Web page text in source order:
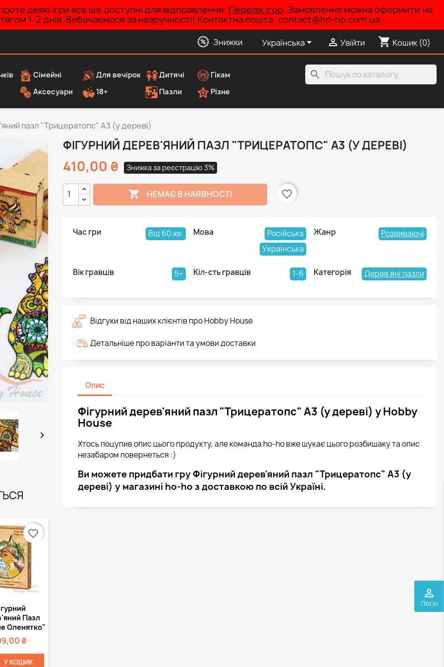
деякі ігри все ще доступні для відправлення: Перелік ігор. Замовлення можна оформити на
1-2 днів. Вибачаємося за незручності! Контактна пошта: contact@ho-ho.com.ua
Знижки Українська  Увійти shopping_cart Кошик (0)
Сімейні Для вечірок Дитячі
Гікам
Аксесуари
18+ Пазли Різне
search
perm_identity
Логін
пазл "Трицератопс" А3 (у дереві)

Пазл
Оленятко"
₴
У КОШИК
favorite_border
ФІГУРНИЙ ДЕРЕВ'ЯНИЙ ПАЗЛ "ТРИЦЕРАТОПС" А3 (У ДЕРЕВІ)
410,00 ₴ Знижка за реєстрацію 3%
 НЕМАЄ В НАЯВНОСТІ favorite_border
Час гри Від 60 хв. Мова
Російська
Українська
Жанр Розвиваючі
Вік гравців 5+ Кіл-сть гравців 1-6 Категорія Дерев'яні пазли
Відгуки від наших клієнтів про Hobby House
Детальніше про варіанти та умови доставки
Опис
Фігурний дерев'яний пазл "Трицератопс" А3 (у дереві) у Hobby
House
Хтось поцупив опис цього продукту, але команда ho-ho вже шукає цього розбишаку та опис
незабаром повернеться :)
Ви можете придбати гру Фігурний дерев'яний пазл "Трицератопс" А3 (у
дереві) у магазині ho-ho з доставкою по всій Україні.